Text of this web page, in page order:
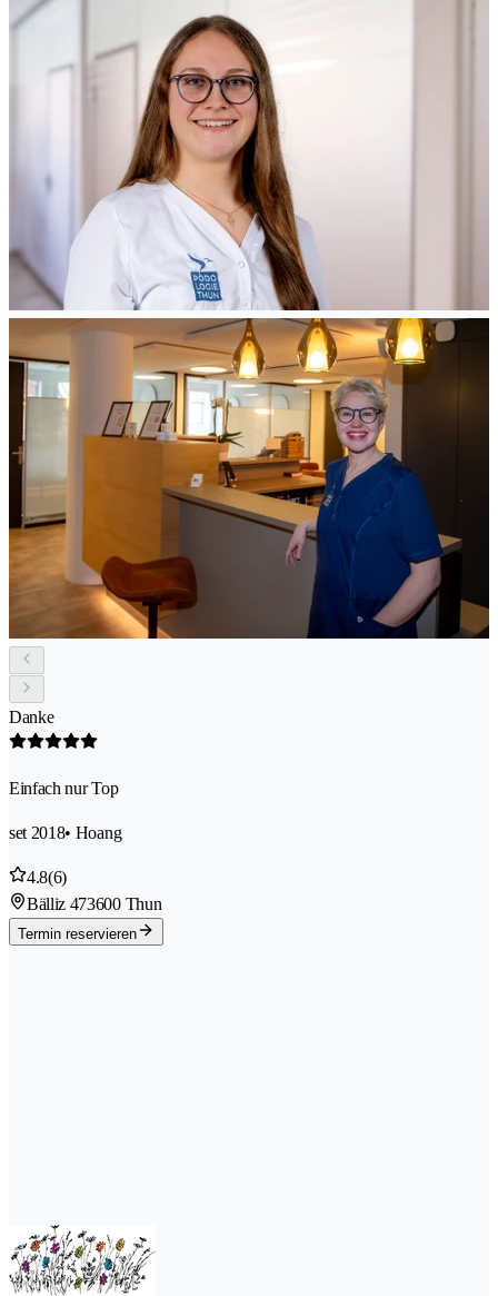
Danke
Einfach nur Top
set 2018• Hoang
4.8(6)
Bälliz 473600 Thun
Termin reservieren